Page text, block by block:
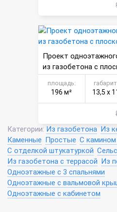
Проект
из газобетона с
площадь:
196 м² 13,5 х
Категории: Из газобетона Из
Каменные Простые С камином
С отделкой штукатуркой
Из газобетона с террасой Из
Одноэтажные с 3 спальнями
Одноэтажные с вальмовой
Одноэтажные с кабинетом